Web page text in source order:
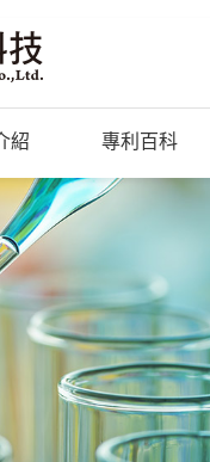
紹 專利百科